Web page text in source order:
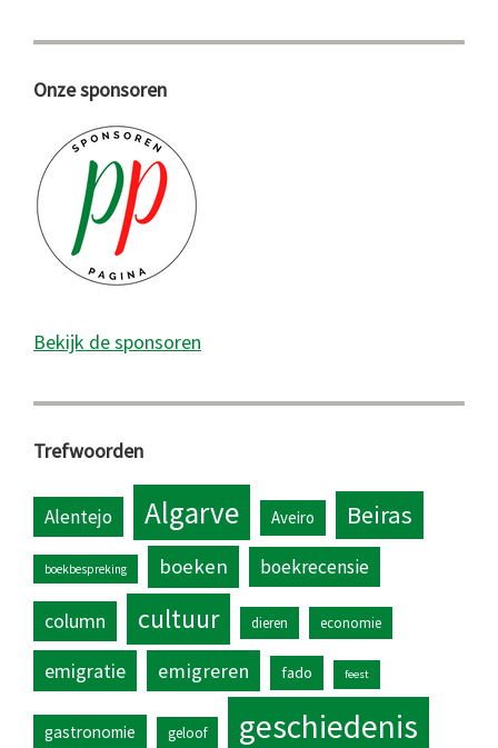
Onze sponsoren
Bekijk de sponsoren
Trefwoorden
Alentejo Algarve Aveiro Beiras
boekbespreking boeken boekrecensie
column cultuur dieren economie
emigratie emigreren fado feest
gastronomie geloof geschiedenis